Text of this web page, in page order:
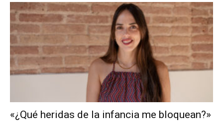
«¿Qué heridas de la infancia me bloquean?»